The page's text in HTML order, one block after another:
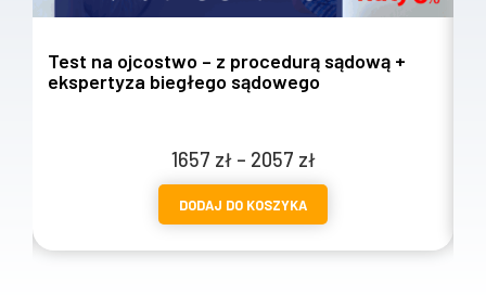
Test na ojcostwo – z procedurą sądową +
ekspertyza biegłego sądowego
1657 zł – 2057 złZakres
cen:
DODAJ DO KOSZYKA